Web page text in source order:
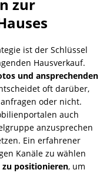
zur
ist der Schlüssel
Hausverkauf.
und ansprechenden
oft darüber,
oder nicht.
auch
anzusprechen
Ein erfahrener
Kanäle zu wählen
zu positionieren, um